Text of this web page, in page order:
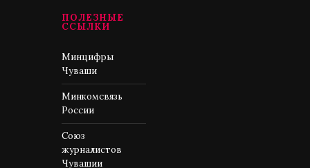
ПОЛЕЗНЫЕ
ССЫЛКИ
Минцифры
Чуваши
Минкомсвязь
России
Союз
журналистов
Чувашии